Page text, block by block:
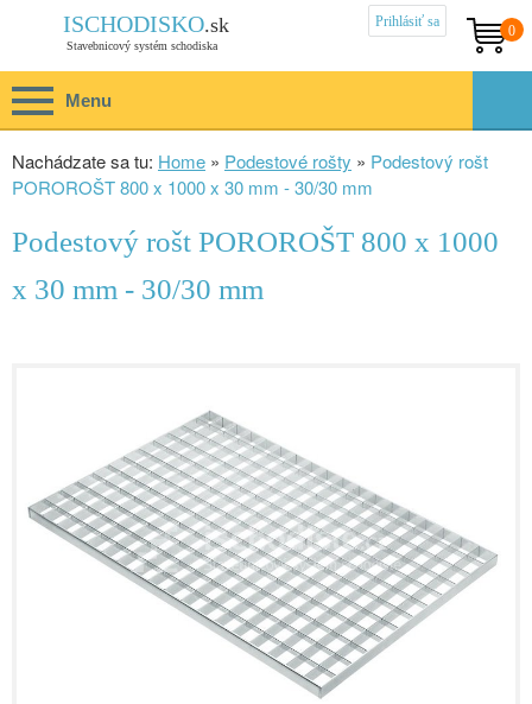
ISCHODISKO Prihlásiť sa
0
Menu
Nachádzate sa tu: Home » Podestové rošty » Podestový rošt
POROROŠT 800 x 1000 x 30 mm - 30/30 mm
Podestový rošt POROROŠT 800 x 1000
x 30 mm - 30/30 mm